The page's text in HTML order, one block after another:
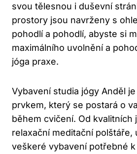
svou tělesnou i duševní
prostory jsou navrženy s
pohodlí a pohodlí, abyste si
maximálního uvolnění a
jóga praxe.
Vybavení studia jógy Anděl
prvkem, který se postará o
během cvičení. Od kvalitních
relaxační meditační polštáře,
veškeré vybavení potřebné